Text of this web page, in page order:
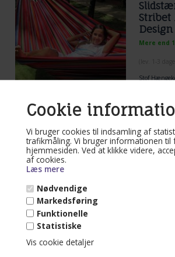
Cookie
Vi bruger cookies til indsamling af
trafikmåling. Vi bruger informationen til
hjemmesiden. Ved at klikke videre,
af cookies.
Læs mere
Nødvendige
Markedsføring
Funktionelle
Statistiske
Vis cookie detaljer
Stribet
Design
Mere end
Stof
Læs mere...
1.150,00